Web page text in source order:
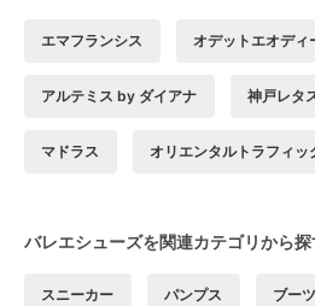
エマフランシス オデットエオディ
アルテミス by ダイアナ 神戸レタ
マドラス オリエンタルトラフィッ
バレエシューズを関連カテゴリから探
スニーカー パンプス ブーツ